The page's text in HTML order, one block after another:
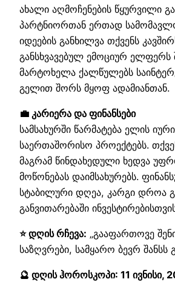
ახალი აღმოჩენების წყურვილი
პარტნიორთან ერთად
იდეების განხილვა თქვენს
განსხვავებულ ემოციურ ელფერს
მარტოხელა ქალწულებს
გელით შორს მყოფ ადამიანთან.
💼 კარიერა და ფინანსები
სამსახურში წარმატება ელის
საერთაშორისო პროექტებს.
მაგრამ წინდახედული ხედვა
მოწონებას დაიმსახურებს.
სტაბილური დღეა, კარგი დროა
განვითარებაში
⭐ დღის რჩევა: „გააფართოვე
საზღვრები, სამყარო ბევრ შანსს
🔮 დღის ჰოროსკოპი: 11 ივნისი,